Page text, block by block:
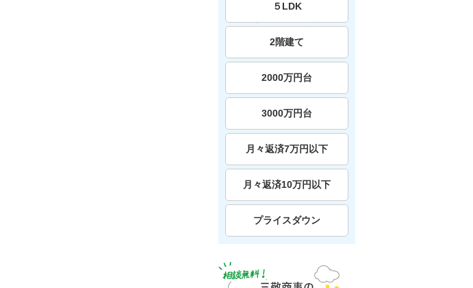
５LDK
2階建て
2000万円台
3000万円台
月々返済7万円以下
月々返済10万円以下
プライスダウン